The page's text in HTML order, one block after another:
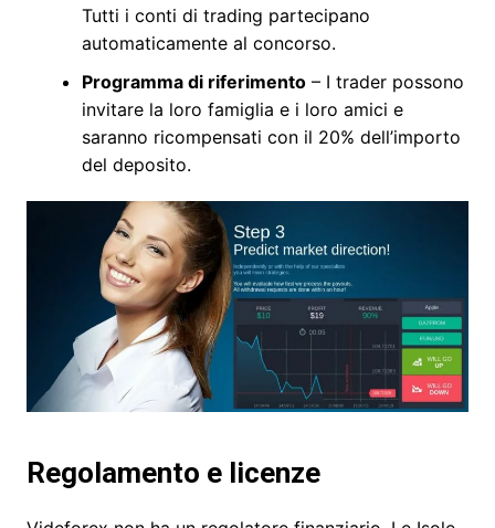
Tutti i conti di trading partecipano
automaticamente al concorso.
Programma di riferimento– I trader possono
invitare la loro famiglia e i loro amici e
saranno ricompensati con il 20% dell’importo
del deposito.
Regolamento e licenze